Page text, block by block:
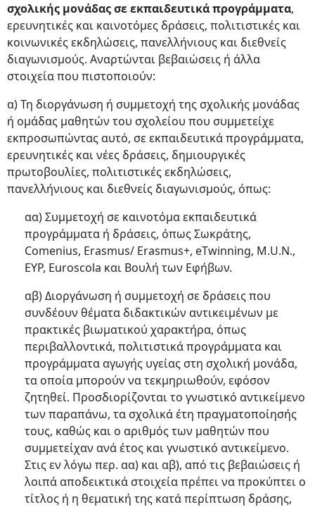
σχολικής μονάδας σε εκπαιδευτικά προγράμματα,
ερευνητικές και καινοτόμες δράσεις, πολιτιστικές και
κοινωνικές εκδηλώσεις, πανελλήνιους και διεθνείς
διαγωνισμούς. Αναρτώνται βεβαιώσεις ή άλλα
στοιχεία που πιστοποιούν:
α) Τη διοργάνωση ή συμμετοχή της σχολικής μονάδας
ή ομάδας μαθητών του σχολείου που συμμετείχε
εκπροσωπώντας αυτό, σε εκπαιδευτικά προγράμματα,
ερευνητικές και νέες δράσεις, δημιουργικές
πρωτοβουλίες, πολιτιστικές εκδηλώσεις,
πανελλήνιους και διεθνείς διαγωνισμούς, όπως:
αα) Συμμετοχή σε καινοτόμα εκπαιδευτικά
προγράμματα ή δράσεις, όπως Σωκράτης,
Comenius, Erasmus/ Erasmus+, eTwinning, M.U.N.,
EYP, Euroscola και Βουλή των Εφήβων.
αβ) Διοργάνωση ή συμμετοχή σε δράσεις που
συνδέουν θέματα διδακτικών αντικειμένων με
πρακτικές βιωματικού χαρακτήρα, όπως
περιβαλλοντικά, πολιτιστικά προγράμματα και
προγράμματα αγωγής υγείας στη σχολική μονάδα,
τα οποία μπορούν να τεκμηριωθούν, εφόσον
ζητηθεί. Προσδιορίζονται το γνωστικό αντικείμενο
των παραπάνω, τα σχολικά έτη πραγματοποίησής
τους, καθώς και ο αριθμός των μαθητών που
συμμετείχαν ανά έτος και γνωστικό αντικείμενο.
Στις εν λόγω περ. αα) και αβ), από τις βεβαιώσεις ή
λοιπά αποδεικτικά στοιχεία πρέπει να προκύπτει ο
τίτλος ή η θεματική της κατά περίπτωση δράσης,